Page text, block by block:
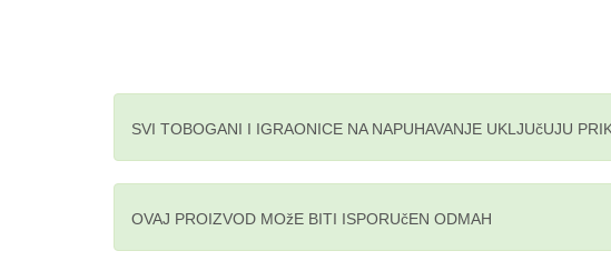
SVI TOBOGANI I IGRAONICE NA NAPUHAVANJE UKLJUčUJU
OVAJ PROIZVOD MOžE BITI ISPORUčEN ODMAH